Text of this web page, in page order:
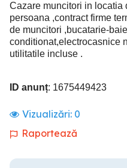
Cazare muncitori in locatia
persoana ,contract firme
de muncitori ,bucatarie-
conditionat,electrocasnice
utilitatile incluse .
ID anunț: 1675449423
Vizualizări: 0
Raportează